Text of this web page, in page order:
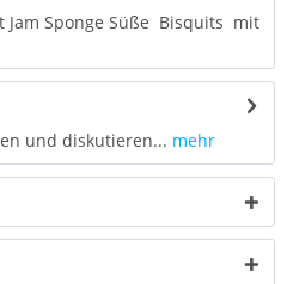
Jam Sponge Süße Bisquits mit
und diskutieren... mehr